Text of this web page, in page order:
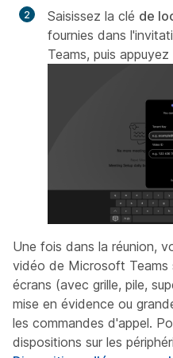
Saisissez la clé de
fournies dans
Teams, puis appuyez
Une fois dans la réunion,
vidéo de Microsoft Teams
écrans (avec grille, pile,
mise en évidence ou
les commandes d'appel.
dispositions sur les